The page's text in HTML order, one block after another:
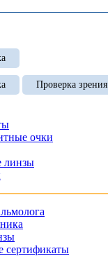
Проверка зрения
очки
линзы
сертификаты